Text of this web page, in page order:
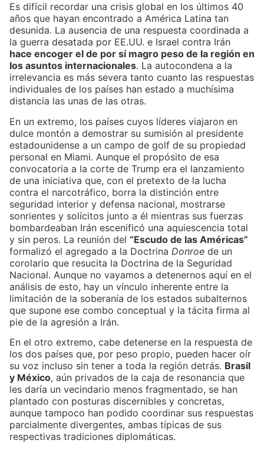
Es difícil recordar una crisis global en los últimos 40
años que hayan encontrado a América Latina tan
desunida. La ausencia de una respuesta coordinada a
la guerra desatada por EE.UU. e Israel contra Irán
hace encoger el de por sí magro peso de la región en
los asuntos internacionales. La autocondena a la
irrelevancia es más severa tanto cuanto las respuestas
individuales de los países han estado a muchísima
distancia las unas de las otras.
En un extremo, los países cuyos líderes viajaron en
dulce montón a demostrar su sumisión al presidente
estadounidense a un campo de golf de su propiedad
personal en Miami. Aunque el propósito de esa
convocatoria a la corte de Trump era el lanzamiento
de una iniciativa que, con el pretexto de la lucha
contra el narcotráfico, borra la distinción entre
seguridad interior y defensa nacional, mostrarse
sonrientes y solícitos junto a él mientras sus fuerzas
bombardeaban Irán escenificó una aquiescencia total
y sin peros. La reunión del “Escudo de las Américas”
formalizó el agregado a la Doctrina Donroe de un
corolario que resucita la Doctrina de la Seguridad
Nacional. Aunque no vayamos a detenernos aquí en el
análisis de esto, hay un vínculo inherente entre la
limitación de la soberanía de los estados subalternos
que supone ese combo conceptual y la tácita firma al
pie de la agresión a Irán.
En el otro extremo, cabe detenerse en la respuesta de
los dos países que, por peso propio, pueden hacer oír
su voz incluso sin tener a toda la región detrás. Brasil
y México, aún privados de la caja de resonancia que
les daría un vecindario menos fragmentado, se han
plantado con posturas discernibles y concretas,
aunque tampoco han podido coordinar sus respuestas
parcialmente divergentes, ambas típicas de sus
respectivas tradiciones diplomáticas.